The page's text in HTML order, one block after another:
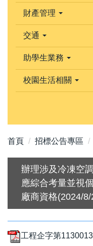
財產管理
交通
助學生業務
校園生活相關
首頁 招標公告專區
辦理涉及冷凍空
應綜合考量並視
廠商資格(2024/8/
工程企字第